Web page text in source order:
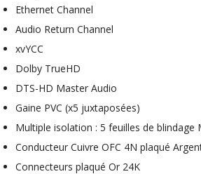
WIIM PRO+ Audio Streamer
Bit-Perfect DAC...
AIYIMA HYFIOO DM100
709,00 €
SYITREN R300 CD Player on
Battery Bluetooth 5.3...
99,00 €
Ethernet Channel
Audio Return Channel
xvYCC
Dolby TrueHD
DTS-HD Master Audio
Gaine PVC (x5 juxtaposées)
Multiple isolation : 5 feuilles de blindage
Conducteur Cuivre OFC 4N plaqué
Connecteurs plaqué Or 24K